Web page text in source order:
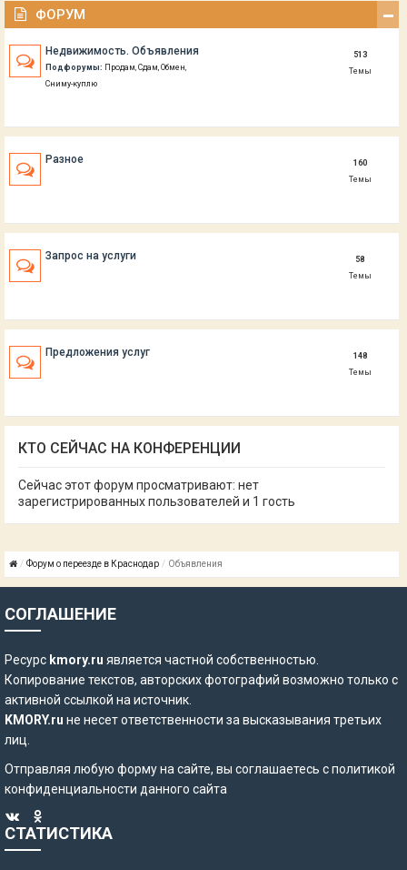
ФОРУМ
Недвижимость. Объявления
Подфорумы: Продам, Сдам, Обмен,
Сниму-куплю
513
Темы
Разное
160
Темы
Запрос на услуги
58
Темы
Предложения услуг
148
Темы
КТО СЕЙЧАС НА КОНФЕРЕНЦИИ
Сейчас этот форум просматривают: нет
зарегистрированных пользователей и 1 гость
Форум о переезде в Краснодар Объявления
СОГЛАШЕНИЕ
Ресурс kmory.ru является частной собственностью.
Копирование текстов, авторских фотографий возможно только с
активной ссылкой на источник.
KMORY.ru не несет ответственности за высказывания третьих
лиц.
Отправляя любую форму на сайте, вы соглашаетесь сполитикой
конфиденциальности данного сайта
СТАТИСТИКА